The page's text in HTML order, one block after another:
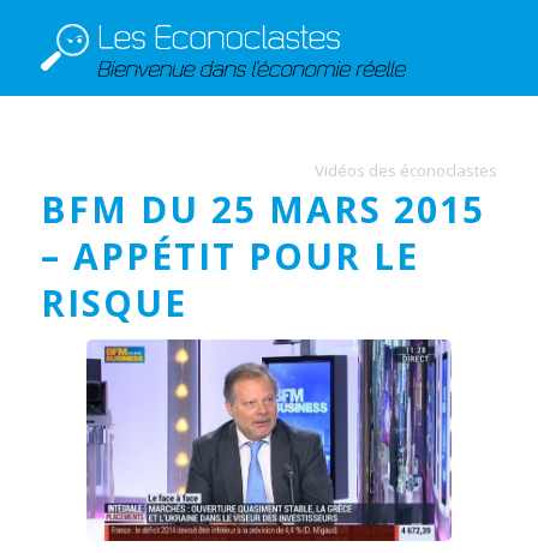
Vidéos des éconoclastes
BFM DU 25 MARS 2015
– APPÉTIT POUR LE
RISQUE